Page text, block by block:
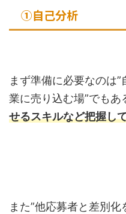
①自己分析
まず準備に必要なのは
業に売り込む場”でもあ
せるスキルなど把握し
また”他応募者と差別